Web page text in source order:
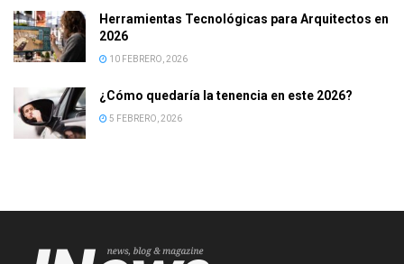
Herramientas Tecnológicas para Arquitectos en
2026
10 FEBRERO, 2026
¿Cómo quedaría la tenencia en este 2026?
5 FEBRERO, 2026